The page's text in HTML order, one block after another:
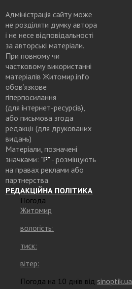
Адміністрація сайту може
не розділяти думку автора
і не несе відповідальності
за авторські матеріали.
При повному чи
частковому використанні
матеріалів Житомир.info
обов’язкове
гіперпосилання
(для інтернет-ресурсів),
або письмова згода
редакції (для друкованих
видань)
Матеріали, позначені
значками: "Р"- розміщують
на правах реклами або
партнерства
РЕДАКЦІЙНА ПОЛІТИКА
Погода
Житомир
вологість:
тиск:
вітер:
Погода на 10 днів відsinoptik.ua